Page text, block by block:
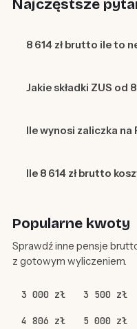
Najczęstsze
8 614 zł brutto ile to
Jakie składki ZUS od
Ile wynosi zaliczka na
Ile 8 614 zł brutto
Popularne kwoty
Sprawdź inne pensje
z gotowym wyliczeniem.
3 000 zł 3 500 zł
4 806 zł 5 000 zł